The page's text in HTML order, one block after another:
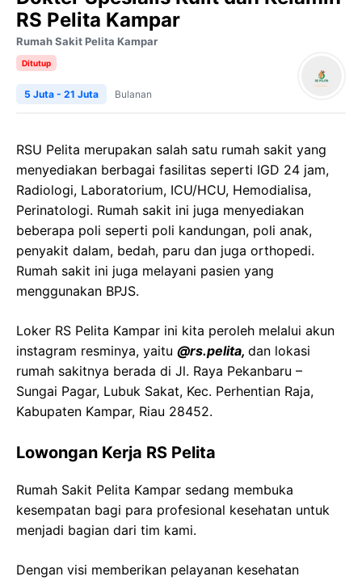
RS Pelita Kampar
Rumah Sakit Pelita Kampar
Ditutup
5 Juta - 21 Juta Bulanan
RSU Pelita merupakan salah satu rumah sakit yang
menyediakan berbagai fasilitas seperti IGD 24 jam,
Radiologi, Laboratorium, ICU/HCU, Hemodialisa,
Perinatologi. Rumah sakit ini juga menyediakan
beberapa poli seperti poli kandungan, poli anak,
penyakit dalam, bedah, paru dan juga orthopedi.
Rumah sakit ini juga melayani pasien yang
menggunakan BPJS.
Loker RS Pelita Kampar ini kita peroleh melalui akun
instagram resminya, yaitu @rs.pelita, dan lokasi
rumah sakitnya berada di Jl. Raya Pekanbaru –
Sungai Pagar, Lubuk Sakat, Kec. Perhentian Raja,
Kabupaten Kampar, Riau 28452.
Lowongan Kerja RS Pelita
Rumah Sakit Pelita Kampar sedang membuka
kesempatan bagi para profesional kesehatan untuk
menjadi bagian dari tim kami.
Dengan visi memberikan pelayanan kesehatan